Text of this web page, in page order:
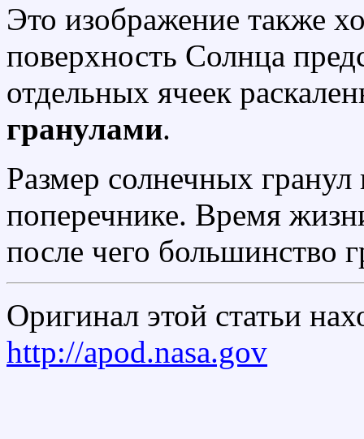
Это изображение также
поверхность Солнца
отдельных ячеек
гранулами.
Размер солнечных
поперечнике. Время
после чего большинство
Оригинал этой статьи
http://apod.nasa.gov